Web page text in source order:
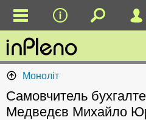
Моноліт
Самовчитель
Медведєв Михайло